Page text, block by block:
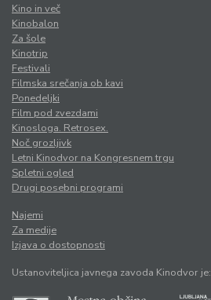
Kino in več
Kinobalon
Za šole
Kinotrip
Festivali
Filmska srečanja ob kavi
Ponedeljki
Film pod zvezdami
Kinosloga. Retrosex.
Noč grozljivk
Letni Kinodvor na Kongresnem trgu
Spletni ogled
Drugi posebni programi
Najemi
Za medije
Izjava o dostopnosti
Ustanoviteljica javnega zavoda Kinodvor je: